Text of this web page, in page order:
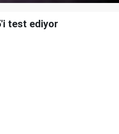
test ediyor